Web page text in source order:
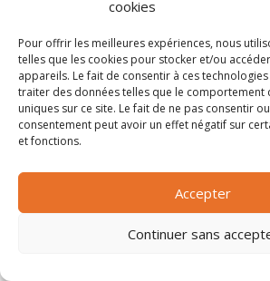
cookies
Pour offrir les meilleures expériences, nous
telles que les cookies pour stocker et/ou
appareils. Le fait de consentir à ces
traiter des données telles que le comportement
uniques sur ce site. Le fait de ne pas consentir
consentement peut avoir un effet négatif sur
et fonctions.
Accepter
Continuer sans
Ouvrages d’art
Paramédical, compléments alimentaires
Paris 75
Pas de Calais 62
Pêche
Petite distribution
Pharmaceutique, médicaments